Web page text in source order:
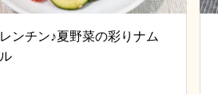
レンチン♪夏野菜の彩りナム
ル